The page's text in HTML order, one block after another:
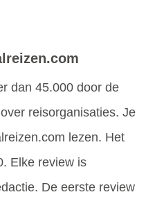
dan 45.000 door de
reisorganisaties. Je
lezen. Het
Elke review is
De eerste review